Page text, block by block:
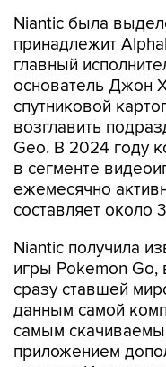
главный
основатель Джон
спутниковой
возглавить
Geo. В 2024 году
в сегменте
ежемесячно
составляет около
Niantic получила
сразу ставшей
данным самой
самым
приложением
истории. Игра
с интерактивной